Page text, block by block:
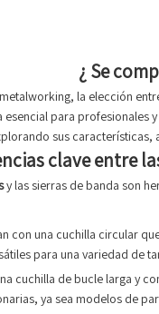
¿ Se
la elección
esencial para
sus
clave entre
y las sierras de banda son
con una cuchilla circular
para una variedad de
cuchilla de bucle larga y
ya sea modelos de